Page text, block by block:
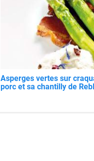
Asperges vertes sur
porc et sa chantilly de